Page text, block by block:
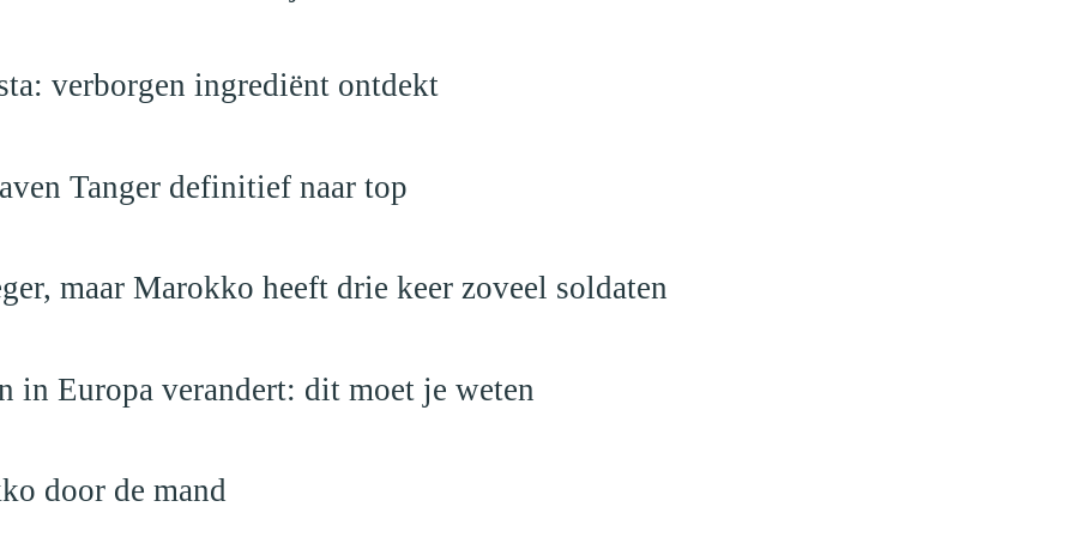
verborgen ingrediënt ontdekt
Tanger definitief naar top
maar Marokko heeft drie keer zoveel soldaten
in Europa verandert: dit moet je weten
door de mand